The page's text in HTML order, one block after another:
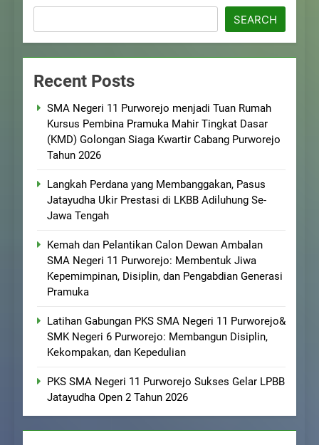
SEARCH
Recent Posts
SMA Negeri 11 Purworejo menjadi Tuan Rumah
Kursus Pembina Pramuka Mahir Tingkat Dasar
(KMD) Golongan Siaga Kwartir Cabang Purworejo
Tahun 2026
Langkah Perdana yang Membanggakan, Pasus
Jatayudha Ukir Prestasi di LKBB Adiluhung Se-
Jawa Tengah
Kemah dan Pelantikan Calon Dewan Ambalan
SMA Negeri 11 Purworejo: Membentuk Jiwa
Kepemimpinan, Disiplin, dan Pengabdian Generasi
Pramuka
Latihan Gabungan PKS SMA Negeri 11 Purworejo&
SMK Negeri 6 Purworejo: Membangun Disiplin,
Kekompakan, dan Kepedulian
PKS SMA Negeri 11 Purworejo Sukses Gelar LPBB
Jatayudha Open 2 Tahun 2026